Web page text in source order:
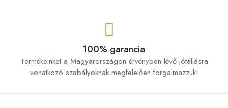
100% garancia
Termékeinket a Magyarországon érvényben lévő jótállásra
vonatkozó szabályoknak megfelelően forgalmazzuk!